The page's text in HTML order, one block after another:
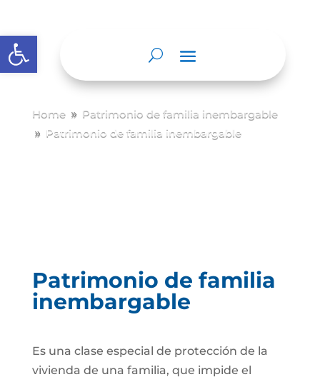
Abrir barra de herramientas
Home 9 Patrimonio de familia inembargable
9 Patrimonio de familia inembargable
Patrimonio de familia
inembargable
Es una clase especial de protección de la
vivienda de una familia, que impide el